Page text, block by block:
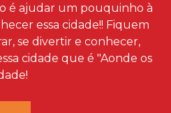
é ajudar um pouquinho à
essa cidade!! Fiquem
se divertir e conhecer,
cidade que é "Aonde os